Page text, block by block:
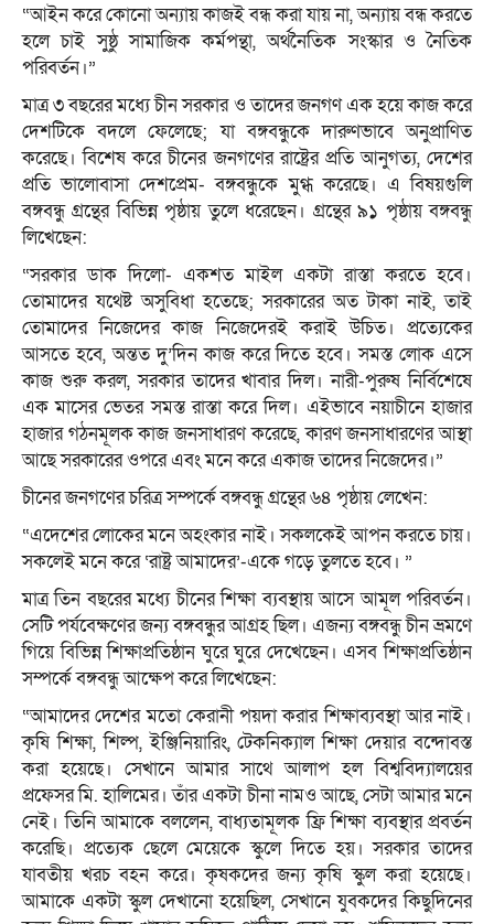
“আইন করে কোনো অন্যায় কাজই বন্ধ করা যায় না, অন্যায় বন্ধ করতে
হলে চাই সুষ্ঠু সামাজিক কর্মপন্থা, অর্থনৈতিক সংস্কার ও নৈতিক
পরিবর্তন।”
মাত্র ৩ বছরের মধ্যে চীন সরকার ও তাদের জনগণ এক হয়ে কাজ করে
দেশটিকে বদলে ফেলেছে; যা বঙ্গবন্ধুকে দারুণভাবে অনুপ্রাণিত
করেছে। বিশেষ করে চীনের জনগণের রাষ্ট্রের প্রতি আনুগত্য, দেশের
প্রতি ভালোবাসা দেশপ্রেম- বঙ্গবন্ধুকে মুগ্ধ করেছে। এ বিষয়গুলি
বঙ্গবন্ধু গ্রন্থের বিভিন্ন পৃষ্ঠায় তুলে ধরেছেন। গ্রন্থের ৯১ পৃষ্ঠায় বঙ্গবন্ধু
লিখেছেন:
“সরকার ডাক দিলো- একশত মাইল একটা রাস্তা করতে হবে।
তোমাদের যথেষ্ট অসুবিধা হতেছে; সরকারের অত টাকা নাই, তাই
তোমাদের নিজেদের কাজ নিজেদেরই করাই উচিত। প্রত্যেকের
আসতে হবে, অন্তত দু’দিন কাজ করে দিতে হবে। সমস্ত লোক এসে
কাজ শুরু করল, সরকার তাদের খাবার দিল। নারী-পুরুষ নির্বিশেষে
এক মাসের ভেতর সমস্ত রাস্তা করে দিল। এইভাবে নয়াচীনে হাজার
হাজার গঠনমূলক কাজ জনসাধারণ করেছে, কারণ জনসাধারণের আস্থা
আছে সরকারের ওপরে এবং মনে করে একাজ তাদের নিজেদের।”
চীনের জনগণের চরিত্র সম্পর্কে বঙ্গবন্ধু গ্রন্থের ৬৪ পৃষ্ঠায় লেখেন:
“এদেশের লোকের মনে অহংকার নাই। সকলকেই আপন করতে চায়।
সকলেই মনে করে ‘রাষ্ট্র আমাদের’-একে গড়ে তুলতে হবে। ”
মাত্র তিন বছরের মধ্যে চীনের শিক্ষা ব্যবস্থায় আসে আমূল পরিবর্তন।
সেটি পর্যবেক্ষণের জন্য বঙ্গবন্ধুর আগ্রহ ছিল। এজন্য বঙ্গবন্ধু চীন ভ্রমণে
গিয়ে বিভিন্ন শিক্ষাপ্রতিষ্ঠান ঘুরে ঘুরে দেখেছেন। এসব শিক্ষাপ্রতিষ্ঠান
সম্পর্কে বঙ্গবন্ধু আক্ষেপ করে লিখেছেন:
“আমাদের দেশের মতো কেরানী পয়দা করার শিক্ষাব্যবস্থা আর নাই।
কৃষি শিক্ষা, শিল্প, ইঞ্জিনিয়ারিং, টেকনিক্যাল শিক্ষা দেয়ার বন্দোবস্ত
করা হয়েছে। সেখানে আমার সাথে আলাপ হল বিশ্ববিদ্যালয়ের
প্রফেসর মি. হালিমের। তাঁর একটা চীনা নামও আছে, সেটা আমার মনে
নেই। তিনি আমাকে বললেন, বাধ্যতামূলক ফ্রি শিক্ষা ব্যবস্থার প্রবর্তন
করেছি। প্রত্যেক ছেলে মেয়েকে স্কুলে দিতে হয়। সরকার তাদের
যাবতীয় খরচ বহন করে। কৃষকদের জন্য কৃষি স্কুল করা হয়েছে।
আমাকে একটা স্কুল দেখানো হয়েছিল, সেখানে যুবকদের কিছুদিনের